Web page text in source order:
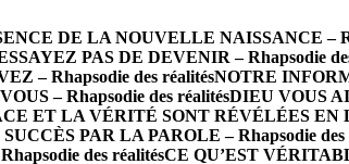
DE LA NOUVELLE NAISSANCE –
PAS DE DEVENIR – Rhapsodie
– Rhapsodie des réalitésNOTRE
– Rhapsodie des réalitésDIEU VOUS
ET LA VÉRITÉ SONT RÉVÉLÉES EN
PAR LA PAROLE – Rhapsodie des
des réalitésCE QU’EST